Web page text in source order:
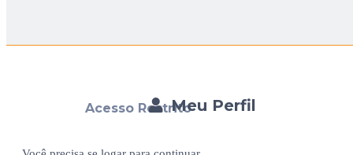
Meu Perfil
Acesso Restrito